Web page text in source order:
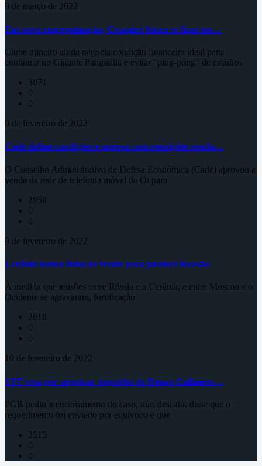
9 de março de 2022
Em nova reaproximação, Cruzeiro busca se fixar no…
Clube mineiro ainda negocia condição financeira ideal para
continuar no Gigante Pampulha e evitar "ping-pong" de estádios
3071
0
0
9 de fevereiro de 2022
Cade define condições e aprova com restrições venda…
O Conselho Administrativo de Defesa Econômica (Cade) aprovou a
venda da rede de telefonia móvel da Oi para
2958
0
0
9 de fevereiro de 2022
Ucrânia forma linha de frente para possível invasão
À medida que tensões entre Rússia e a Ucrânia, e entre Moscou e o
Ocidente se agravaram, fortificação
2618
0
0
10 de fevereiro de 2022
STF vota por arquivar inquérito de Renan Calheiros…
PGR pediu o encerramento do caso, mas desistiu, disse que o
requerimento foi enviado por equívoco e que
2515
0
0